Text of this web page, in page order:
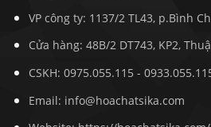
VP công ty: 1137/2 TL43, p.Bình
Cửa hàng: 48B/2 DT743, KP2,
CSKH: 0975.055.115-
Email: info@hoachatsika.com